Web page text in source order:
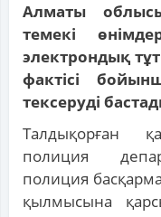
Алматы
темекі
электрондық
фактісі
тексеруді
Талдықорған
полиция
полиция
қылмысына